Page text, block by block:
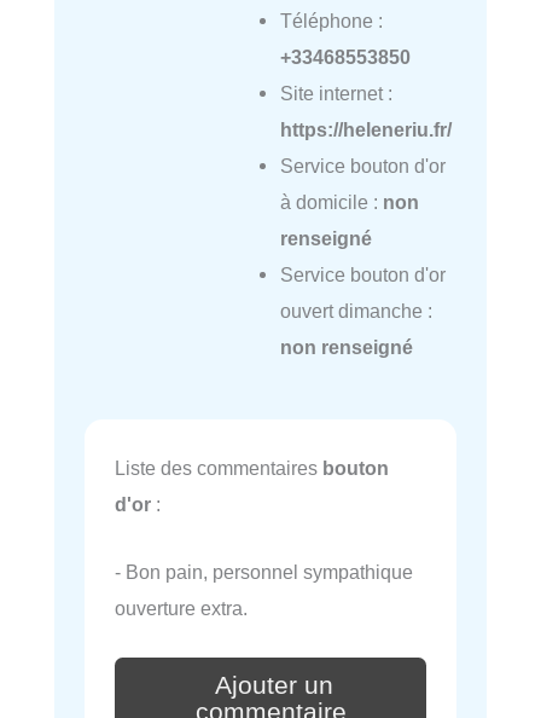
Téléphone :
+33468553850
Site internet :
https://heleneriu.fr/
Service bouton d'or
à domicile : non
renseigné
Service bouton d'or
ouvert dimanche :
non renseigné
Liste des commentaires bouton
d'or :
- Bon pain, personnel sympathique
ouverture extra.
Ajouter un
commentaire